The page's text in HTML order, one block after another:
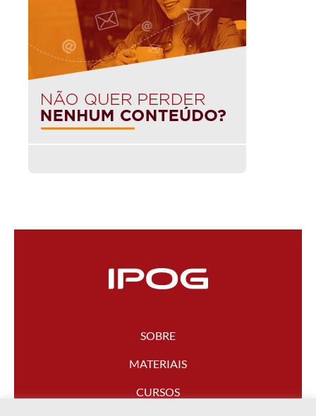
SOBRE
MATERIAIS
CURSOS